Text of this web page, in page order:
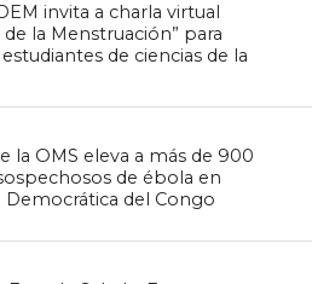
invita a charla virtual
de la Menstruación” para
de ciencias de la
la OMS eleva a más de 900
de ébola en
Democrática del Congo